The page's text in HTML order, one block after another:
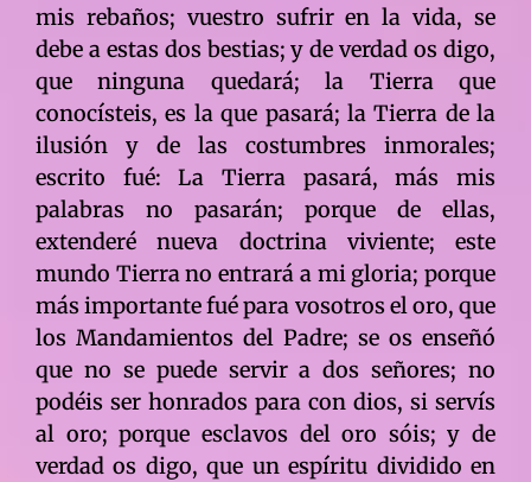
mis rebaños; vuestro sufrir en la vida, se
debe a estas dos bestias; y de verdad os digo,
que ninguna quedará; la Tierra que
conocísteis, es la que pasará; la Tierra de la
ilusión y de las costumbres inmorales;
escrito fué: La Tierra pasará, más mis
palabras no pasarán; porque de ellas,
extenderé nueva doctrina viviente; este
mundo Tierra no entrará a mi gloria; porque
más importante fué para vosotros el oro, que
los Mandamientos del Padre; se os enseñó
que no se puede servir a dos señores; no
podéis ser honrados para con dios, si servís
al oro; porque esclavos del oro sóis; y de
verdad os digo, que un espíritu dividido en